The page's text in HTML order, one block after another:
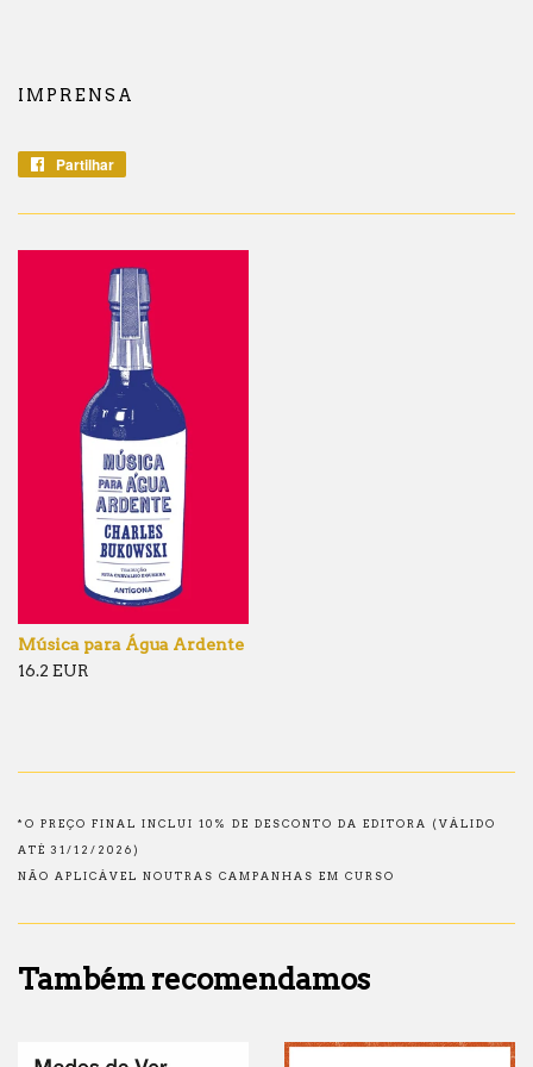
IMPRENSA
Partilhar
Facebook
Música para Água Ardente
16.2 EUR
*O PREÇO FINAL INCLUI 10% DE DESCONTO DA EDITORA (VÁLIDO
ATÉ 31/12/2026)
NÃO APLICÁVEL NOUTRAS CAMPANHAS EM CURSO
Também recomendamos